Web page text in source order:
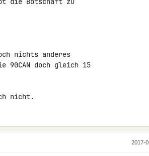
nichts anderes
90CAN doch gleich 15
nicht.
2017-